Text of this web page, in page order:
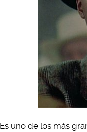
Es uno de los más